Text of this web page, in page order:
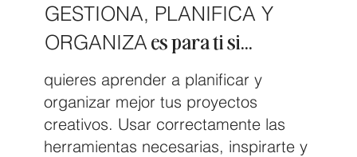
GESTIONA, PLANIFICA Y
ORGANIZA es para ti si...
quieres aprender a planificar y
organizar mejor tus proyectos
creativos. Usar correctamente las
herramientas necesarias, inspirarte y